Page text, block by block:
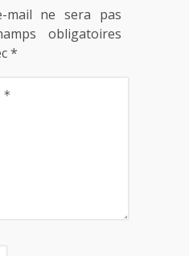
mail ne sera pas
obligatoires
*